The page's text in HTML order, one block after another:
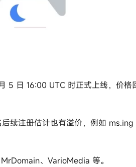
5 日 16:00 UTC 时正式上线，价格
续注册估计也有溢价，例如 ms.ing
、VarioMedia 等。